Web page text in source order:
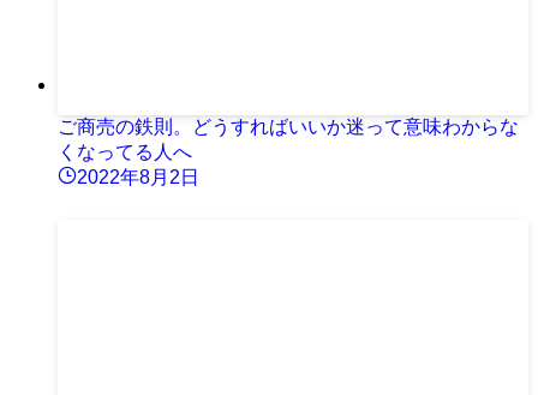
ご商売の鉄則。どうすればいいか迷って意味わからな
くなってる人へ
2022年8月2日